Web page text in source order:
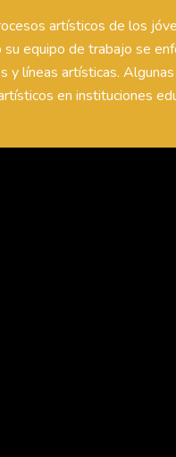
artísticos de los
su equipo de trabajo se
y líneas artísticas.
en instituciones